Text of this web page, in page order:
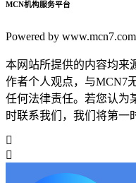
MCN机构服务平台
Powered by
本网站所提供的内容均来
作者个人观点，与MCN7
任何法律责任。若您认为
时联系我们，我们将第一